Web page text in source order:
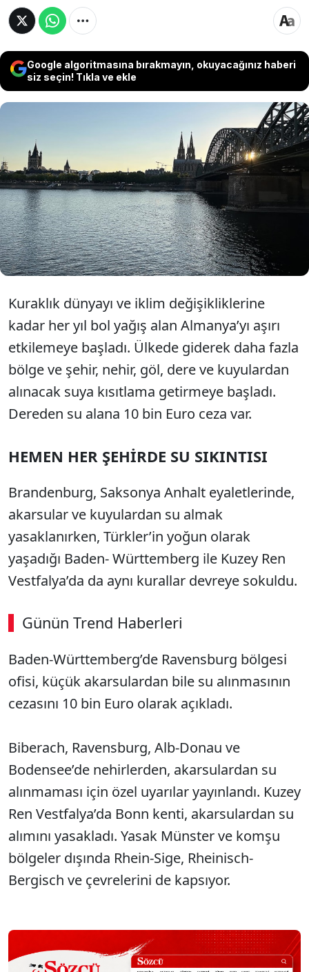
Google algoritmasına bırakmayın, okuyacağınız haberi
siz seçin! Tıkla ve ekle
Tüm ülkede suyun tasarruflu
kullanılması çağırısı yapıldı. Kuraklık
özellikle Doğu Almanya’yı olumsuz
etkiliyor.
Kuraklık dünyayı ve iklim değişikliklerine
kadar her yıl bol yağış alan Almanya’yı aşırı
etkilemeye başladı. Ülkede giderek daha fazla
bölge ve şehir, nehir, göl, dere ve kuyulardan
alınacak suya kısıtlama getirmeye başladı.
Dereden su alana 10 bin Euro ceza var.
HEMEN HER ŞEHİRDE SU SIKINTISI
Brandenburg, Saksonya Anhalt eyaletlerinde,
akarsular ve kuyulardan su almak
yasaklanırken, Türkler’in yoğun olarak
yaşadığı Baden- Württemberg ile Kuzey Ren
Vestfalya’da da aynı kurallar devreye sokuldu.
Günün Trend Haberleri
Baden-Württemberg’de Ravensburg bölgesi
ofisi, küçük akarsulardan bile su alınmasının
cezasını 10 bin Euro olarak açıkladı.
Biberach, Ravensburg, Alb-Donau ve
Bodensee’de nehirlerden, akarsulardan su
alınmaması için özel uyarılar yayınlandı. Kuzey
Ren Vestfalya’da Bonn kenti, akarsulardan su
alımını yasakladı. Yasak Münster ve komşu
bölgeler dışında Rhein-Sige, Rheinisch-
Bergisch ve çevrelerini de kapsıyor.